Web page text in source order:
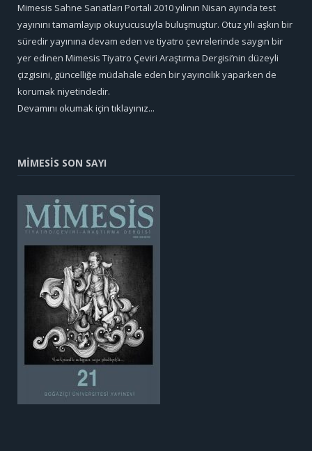
Mimesis Sahne Sanatları Portali 2010 yılının Nisan ayında test
yayınını tamamlayıp okuyucusuyla buluşmuştur. Otuz yılı aşkın bir
süredir yayınına devam eden ve tiyatro çevrelerinde saygın bir
yer edinen Mimesis Tiyatro Çeviri Araştırma Dergisi’nin düzeyli
çizgisini, güncelliğe müdahale eden bir yayıncılık yaparken de
korumak niyetindedir.
Devamını okumak için tıklayınız...
MİMESİS SON SAYI